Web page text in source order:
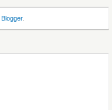
Blogger.